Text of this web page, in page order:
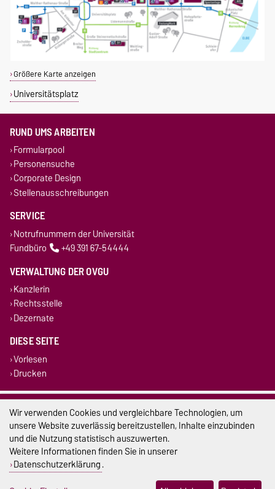
Größere Karte anzeigen
Universitätsplatz
RUND UMS ARBEITEN
Formularpool
Personensuche
Corporate Design
Stellenausschreibungen
SERVICE
Notrufnummern der Universität
Fundbüro
+49 391 67-54444
VERWALTUNG DER OVGU
Kanzlerin
Rechtsstelle
Dezernate
DIESE SEITE
Vorlesen
Drucken
Impressum
Datenschutz
Barrierefreiheit
Cookie-Einstellungen
Wir verwenden Cookies und vergleichbare Technologien, um
unsere Website zuverlässig bereitzustellen, Inhalte einzubinden
und die Nutzung statistisch auszuwerten.
Weitere Informationen finden Sie in unserer
Datenschutzerklärung.